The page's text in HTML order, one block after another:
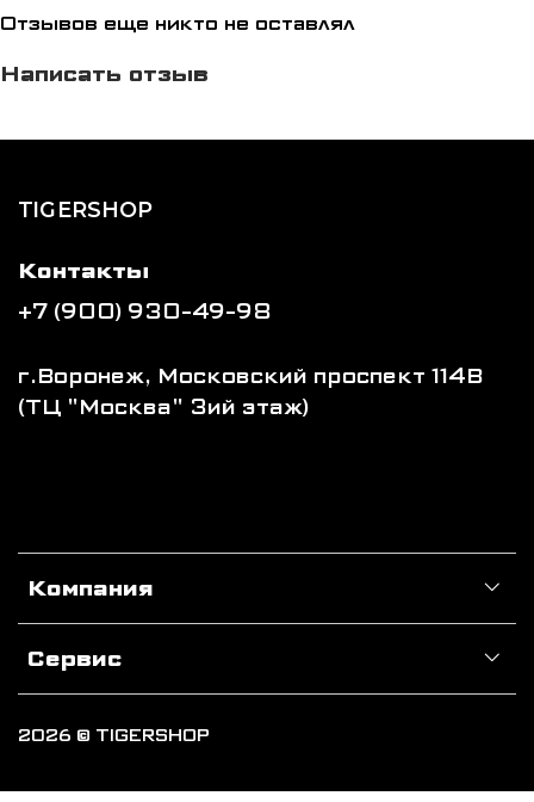
Отзывов еще никто не оставлял
Написать отзыв
TIGERSHOP
Компания
Сервис
Контакты
+7 (900) 930-49-98
г.Воронеж, Московский проспект 114В
(ТЦ "Москва" 3ий этаж)
2026 © TIGERSHOP